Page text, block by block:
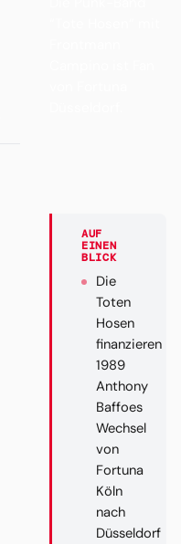
AUF
EINEN
BLICK
Die
Toten
Hosen
finanzieren
1989
Anthony
Baffoes
Wechsel
von
Fortuna
Köln
nach
Düsseldorf